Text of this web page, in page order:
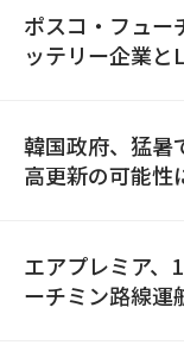
ポスコ・フュー
ッテリー企業と
韓国政府、猛暑
高更新の可能性
エアプレミア、
ーチミン路線